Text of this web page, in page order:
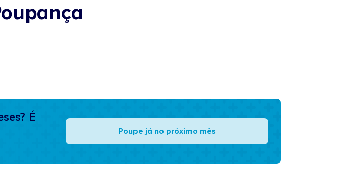
É
Poupe já no próximo mês